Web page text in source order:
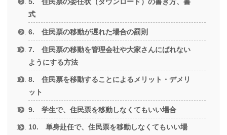
5. 住民票の委任状（ダウンロード）の書き方、書
式
6. 住民票の移動が遅れた場合の罰則
7. 住民票の移動を管理会社や大家さんにばれない
ようにする方法
8. 住民票を移動することによるメリット・デメリ
ット
9. 学生で、住民票を移動しなくてもいい場合
10. 単身赴任で、住民票を移動しなくてもいい場